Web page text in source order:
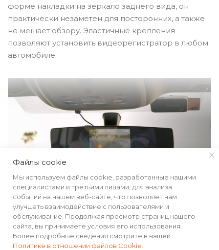
форме накладки на зеркало заднего вида, он
практически незаметен для посторонних, а также
не мешает обзору. Эластичные крепления
позволяют установить видеорегистратор в любом
автомобиле.
Файлы cookie
Мы используем файлы cookie, разработанные нашими
специалистами и третьими лицами, для анализа
событий на нашем веб-сайте, что позволяет нам
улучшать взаимодействие с пользователями и
обслуживание. Продолжая просмотр страниц нашего
сайта, вы принимаете условия его использования.
Более подробные сведения смотрите в нашей
Политике в отношении файлов Cookie